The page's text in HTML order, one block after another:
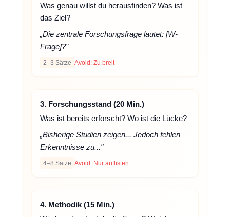
Was genau willst du herausfinden? Was ist
das Ziel?
„Die zentrale Forschungsfrage lautet: [W-
Frage]?"
2–3 Sätze Avoid: Zu breit
3. Forschungsstand (20 Min.)
Was ist bereits erforscht? Wo ist die Lücke?
„Bisherige Studien zeigen... Jedoch fehlen
Erkenntnisse zu..."
4–8 Sätze Avoid: Nur auflisten
4. Methodik (15 Min.)